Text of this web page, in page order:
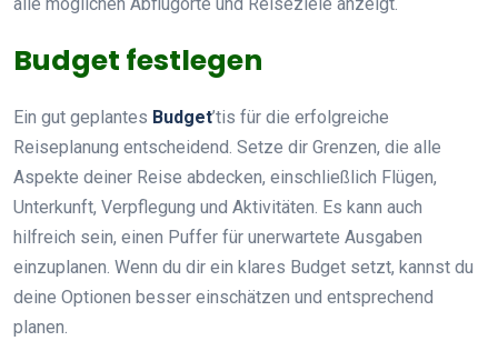
Budget festlegen
Ein gut geplantes Budget’tis für die erfolgreiche
Reiseplanung entscheidend. Setze dir Grenzen, die alle
Aspekte deiner Reise abdecken, einschließlich Flügen,
Unterkunft, Verpflegung und Aktivitäten. Es kann auch
hilfreich sein, einen Puffer für unerwartete Ausgaben
einzuplanen. Wenn du dir ein klares Budget setzt, kannst du
deine Optionen besser einschätzen und entsprechend
planen.